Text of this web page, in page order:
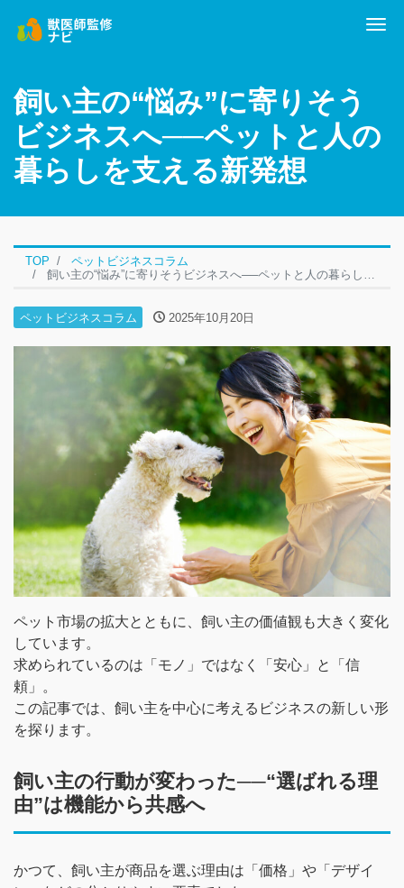
飼い主の“悩み”に寄りそう
ビジネスへ──ペットと人の
暮らしを支える新発想
TOP
ペットビジネスコラム
飼い主の“悩み”に寄りそうビジネスへ──ペットと人の暮らしを支える新発想
ペットビジネスコラム 2025年10月20日
ペット市場の拡大とともに、飼い主の価値観も大きく変化
しています。
求められているのは「モノ」ではなく「安心」と「信
頼」。
この記事では、飼い主を中心に考えるビジネスの新しい形
を探ります。
飼い主の行動が変わった──“選ばれる理
由”は機能から共感へ
かつて、飼い主が商品を選ぶ理由は「価格」や「デザイ